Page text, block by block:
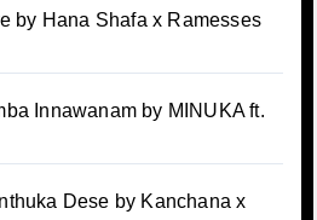
Hana Shafa x Ramesses
Innawanam by MINUKA ft.
Dese by Kanchana x